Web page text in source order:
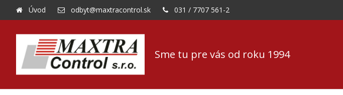
Sme tu pre vás od roku 1994
Úvod odbyt@maxtracontrol.sk 031 / 7707 561-2